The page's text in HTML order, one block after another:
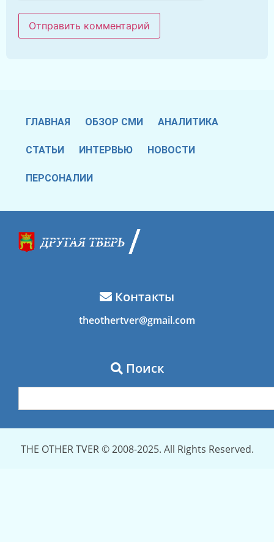
ГЛАВНАЯ ОБЗОР СМИ АНАЛИТИКА
СТАТЬИ ИНТЕРВЬЮ НОВОСТИ
ПЕРСОНАЛИИ
Контакты
theothertver@gmail.com
Поиск
THE OTHER TVER © 2008-2025. All Rights Reserved.